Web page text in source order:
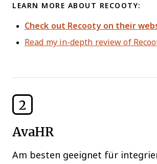
LEARN MORE ABOUT RECOOTY:
Check out Recooty on their
Read my in-depth review of
2
AvaHR
Am besten geeignet für